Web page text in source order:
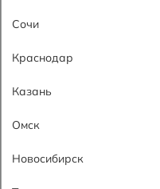
Сочи
Краснодар
Казань
Омск
Новосибирск